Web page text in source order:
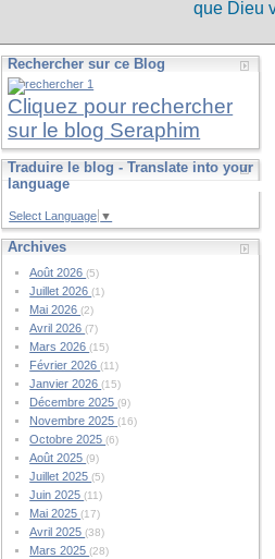
que Dieu
Rechercher sur ce Blog
Cliquez pour rechercher
sur le blog Seraphim
Traduire le blog - Translate into your
language
Select Language ▼
Archives
Août 2026(5)
Juillet 2026(1)
Mai 2026(2)
Avril 2026(7)
Mars 2026(15)
Février 2026(11)
Janvier 2026(15)
Décembre 2025(9)
Novembre 2025(16)
Octobre 2025(6)
Août 2025(9)
Juillet 2025(5)
Juin 2025(11)
Mai 2025(17)
Avril 2025(38)
Mars 2025(28)